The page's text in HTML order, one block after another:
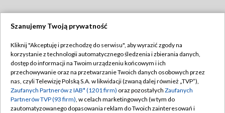
TVP
Abonament TVP
Emisja w TVP
Centrum informacji TVP
Regulamin TVP
Polityka prywatności
Moje zgody
Szanujemy Twoją prywatność
Kliknij "Akceptuję i przechodzę do serwisu", aby wyrazić zgody na
korzystanie z technologii automatycznego śledzenia i zbierania danych,
dostęp do informacji na Twoim urządzeniu końcowym i ich
przechowywanie oraz na przetwarzanie Twoich danych osobowych przez
nas, czyli Telewizję Polską S.A. w likwidacji (zwaną dalej również „TVP”),
Zaufanych Partnerów z IAB* (1201 firm) oraz pozostałych Zaufanych
Partnerów TVP (93 firm), w celach marketingowych (w tym do
zautomatyzowanego dopasowania reklam do Twoich zainteresowań i